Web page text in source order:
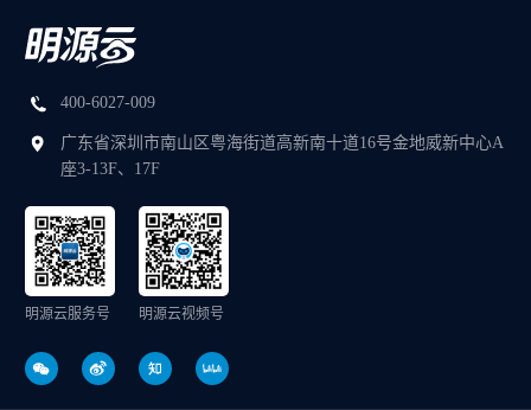
400-6027-009
广东省深圳市南山区粤海街道高新南十道16号金地威新中心A
座3-13F、17F
明源云服务号 明源云视频号